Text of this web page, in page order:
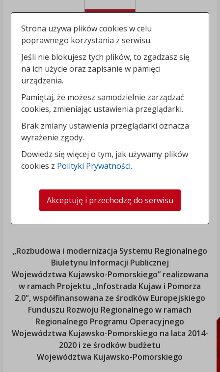
„Rozbudowa i modernizacja Systemu Regionalnego
Biuletynu Informacji Publicznej
Województwa Kujawsko-Pomorskiego” realizowana
w ramach Projektu „Infostrada Kujaw i Pomorza
2.0", współfinansowana ze środków Europejskiego
Funduszu Rozwoju Regionalnego w ramach
Regionalnego Programu Operacyjnego
Województwa Kujawsko-Pomorskiego na lata 2014-
2020 i ze środków budżetu
Województwa Kujawsko-Pomorskiego
Strona używa plików cookies w celu
poprawnego korzystania z serwisu.
Jeśli nie blokujesz tych plików, to zgadzasz się
na ich użycie oraz zapisanie w pamięci
urządzenia.
Pamiętaj, że możesz samodzielnie zarządzać
cookies, zmieniając ustawienia przeglądarki.
Brak zmiany ustawienia przeglądarki oznacza
wyrażenie zgody.
Dowiedz się więcej o tym, jak używamy plików
cookies z Polityki Prywatności.
Akceptuję i przechodzę do serwisu